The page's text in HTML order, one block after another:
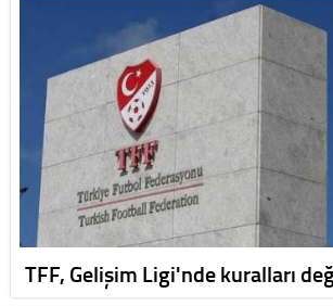
TFF, Gelişim Ligi'nde kuralları